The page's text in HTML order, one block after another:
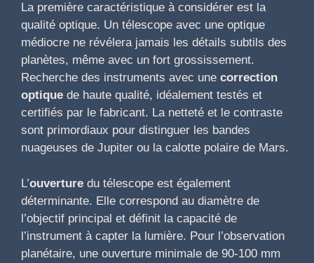
La première caractéristique à considérer est la
qualité optique. Un télescope avec une optique
médiocre ne révélera jamais les détails subtils des
planètes, même avec un fort grossissement.
Recherche des instruments avec une correction
optique de haute qualité, idéalement testés et
certifiés par le fabricant. La netteté et le contraste
sont primordiaux pour distinguer les bandes
nuageuses de Jupiter ou la calotte polaire de Mars.
L’ouverture du télescope est également
déterminante. Elle correspond au diamètre de
l’objectif principal et définit la capacité de
l’instrument à capter la lumière. Pour l’observation
planétaire, une ouverture minimale de 90-100 mm